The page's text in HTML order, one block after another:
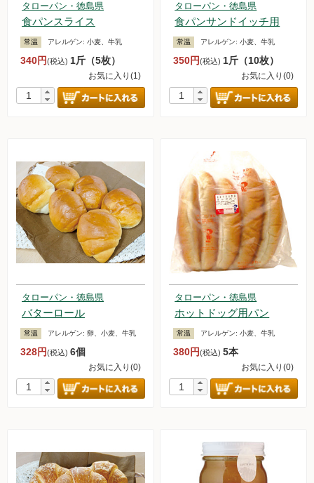
タローパン・徳島県
食パンスライス
常温 アレルゲン: 小麦、牛乳
340円(税込) 1斤（5枚）
お気に入り(1)
タローパン・徳島県
食パンサンドイッチ用
常温 アレルゲン:小麦、牛乳
350円(税込)1斤（10枚）
お気に入り(0)
タローパン・徳島県
バターロール
常温 アレルゲン: 卵、小麦、牛乳
328円(税込) 6個
お気に入り(0)
タローパン・徳島県
ホットドッグ用パン
常温 アレルゲン:小麦、牛乳
380円(税込)5本
お気に入り(0)